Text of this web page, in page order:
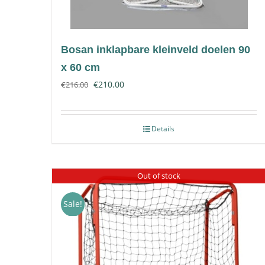
Bosan inklapbare kleinveld doelen 90
x 60 cm
€216.00 €210.00
Details
Out of stock
Sale!